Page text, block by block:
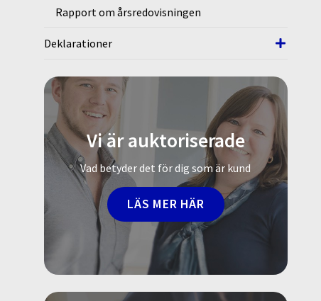
Rapport om årsredovisningen
Deklarationer
Vi är auktoriserade
Vad betyder det för dig som är kund
LÄS MER HÄR